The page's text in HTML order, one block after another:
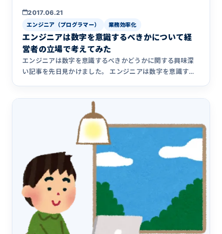
2017.06.21
エンジニア（プログラマー） 業務効率化
エンジニアは数字を意識するべきかについて経
営者の立場で考えてみた
エンジニアは数字を意識するべきかどうかに関する興味深
い記事を先日見かけました。 エンジニアは数字を意識する